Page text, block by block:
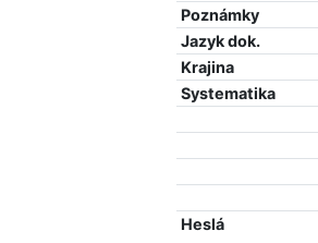
Poznámky
Jazyk dok.
Krajina
Systematika
Heslá